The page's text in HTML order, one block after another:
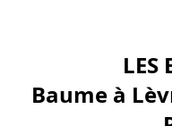
LES
Baume à